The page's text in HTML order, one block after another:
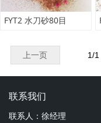
FYT2 水刀砂80目
上一页 1/1
联系我们
联系人：徐经理